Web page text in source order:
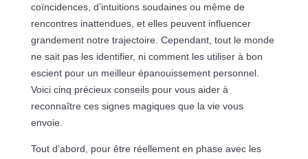
coïncidences, d’intuitions soudaines ou même de
rencontres inattendues, et elles peuvent influencer
grandement notre trajectoire. Cependant, tout le monde
ne sait pas les identifier, ni comment les utiliser à bon
escient pour un meilleur épanouissement personnel.
Voici cinq précieux conseils pour vous aider à
reconnaître ces signes magiques que la vie vous
envoie.
Tout d’abord, pour être réellement en phase avec les